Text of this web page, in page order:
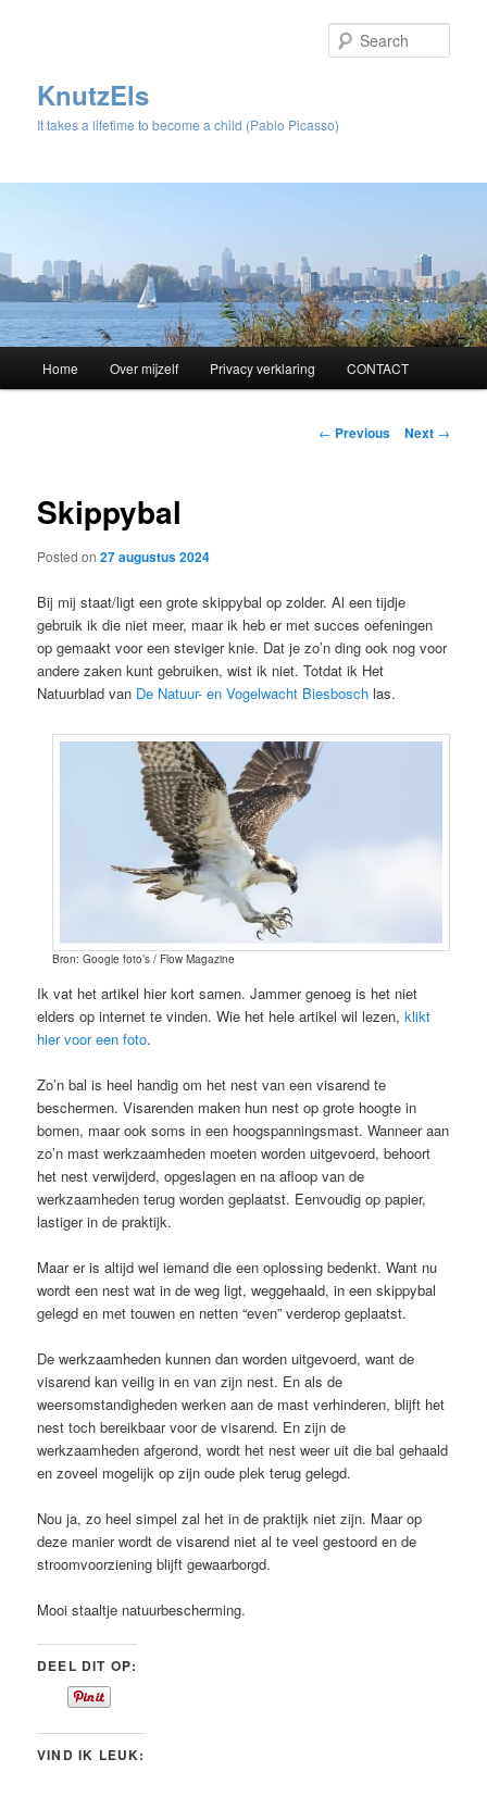
KnutzEls
It takes a lifetime to become a child (Pablo Picasso)
Skip
content
Home Over mijzelf Privacy verklaring CONTACT
Post
← Previous Next →
Skippybal
Posted on27 augustus 2024
Bij mij staat/ligt een grote skippybal op zolder. Al een tijdje
gebruik ik die niet meer, maar ik heb er met succes oefeningen
op gemaakt voor een steviger knie. Dat je zo’n ding ook nog voor
andere zaken kunt gebruiken, wist ik niet. Totdat ik Het
Natuurblad van De Natuur- en Vogelwacht Biesbosch las.
Bron: Google foto’s / Flow Magazine
Ik vat het artikel hier kort samen. Jammer genoeg is het niet
elders op internet te vinden. Wie het hele artikel wil lezen,klikt
hier voor een foto.
Zo’n bal is heel handig om het nest van een visarend te
beschermen. Visarenden maken hun nest op grote hoogte in
bomen, maar ook soms in een hoogspanningsmast. Wanneer aan
zo’n mast werkzaamheden moeten worden uitgevoerd, behoort
het nest verwijderd, opgeslagen en na afloop van de
werkzaamheden terug worden geplaatst. Eenvoudig op papier,
lastiger in de praktijk.
Maar er is altijd wel iemand die een oplossing bedenkt. Want nu
wordt een nest wat in de weg ligt, weggehaald, in een skippybal
gelegd en met touwen en netten “even” verderop geplaatst.
De werkzaamheden kunnen dan worden uitgevoerd, want de
visarend kan veilig in en van zijn nest. En als de
weersomstandigheden werken aan de mast verhinderen, blijft het
nest toch bereikbaar voor de visarend. En zijn de
werkzaamheden afgerond, wordt het nest weer uit die bal gehaald
en zoveel mogelijk op zijn oude plek terug gelegd.
Nou ja, zo heel simpel zal het in de praktijk niet zijn. Maar op
deze manier wordt de visarend niet al te veel gestoord en de
stroomvoorziening blijft gewaarborgd.
Mooi staaltje natuurbescherming.
DEEL DIT OP:
VIND IK LEUK: